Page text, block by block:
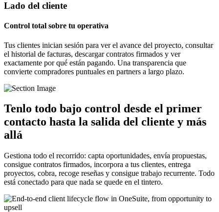
Lado del cliente
Control total sobre tu operativa
Tus clientes inician sesión para ver el avance del proyecto, consultar
el historial de facturas, descargar contratos firmados y ver
exactamente por qué están pagando. Una transparencia que
convierte compradores puntuales en partners a largo plazo.
Tenlo todo bajo control desde el primer
contacto hasta la salida del cliente y más
allá
Gestiona todo el recorrido: capta oportunidades, envía propuestas,
consigue contratos firmados, incorpora a tus clientes, entrega
proyectos, cobra, recoge reseñas y consigue trabajo recurrente. Todo
está conectado para que nada se quede en el tintero.